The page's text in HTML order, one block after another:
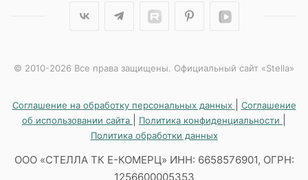
© 2010-2026 Все права защищены. Официальный сайт «Stella»
Соглашение на обработку персональных данных
Соглашение
об использовании сайта
Политика конфиденциальности
Политика обработки данных
ООО «СТЕЛЛА ТК Е-КОМЕРЦ» ИНН: 6658576901, ОГРН:
1256600005353